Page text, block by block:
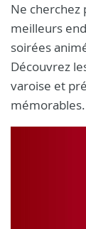
Ne cherchez
meilleurs
soirées
Découvrez
varoise et
mémorables.